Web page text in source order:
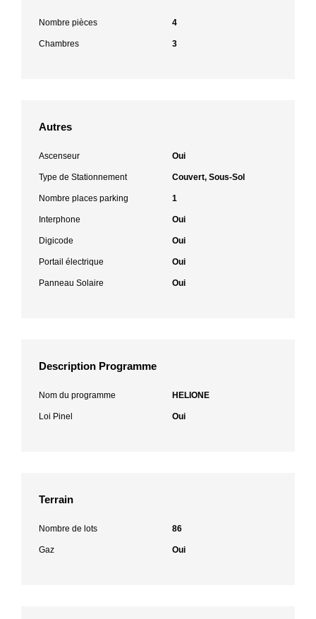
Nombre pièces 4
Chambres 3
Autres
Ascenseur Oui
Type de Stationnement Couvert, Sous-Sol
Nombre places parking 1
Interphone Oui
Digicode Oui
Portail électrique Oui
Panneau Solaire Oui
Description Programme
Nom du programme HELIONE
Loi Pinel Oui
Terrain
Nombre de lots 86
Gaz Oui